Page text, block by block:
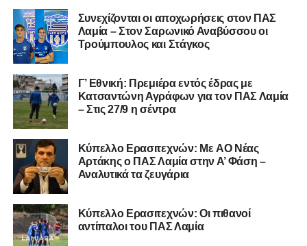
Καλωσορίζουμε τον Βασίλη στην οικογένεια του
Σαρωνικού και του ευχόμαστε υγεία και πολλές
επιτυχίες.»
Η ανακοίνωση για τον Χρυσόστομο Στάγκο
«Ο Α.Ο. Σαρωνικός Αναβύσσου ανακοινώνει την
απόκτηση του τερματοφύλακα Χρυσόστομου Στάγκου.
Ο 24χρονος τερματοφύλακας (γεννημένος στις
27/06/2002) προέρχεται επίσης από μία γεμάτη χρονιά
στη Γ’ Εθνική με τον ΠΑΣ Λαμία. Στο παρελθόν
αγωνίστηκε στον Λεβαδειακό, ενώ πέρασε και από ομάδες
Συνεχίζονται οι αποχωρήσεις στον ΠΑΣ
Λαμία – Στον Σαρωνικό Αναβύσσου οι
Τρούμπουλος και Στάγκος
Γ’ Εθνική: Πρεμιέρα εντός έδρας με
Κατσαντώνη Αγράφων για τον ΠΑΣ Λαμία
– Στις 27/9 η σέντρα
Kύπελλο Ερασιτεχνών: Με AO Nέας
Αρτάκης ο ΠΑΣ Λαμία στην Α’ Φάση –
Αναλυτικά τα ζευγάρια
Κύπελλο Ερασιτεχνών: Οι πιθανοί
αντίπαλοι του ΠΑΣ Λαμία